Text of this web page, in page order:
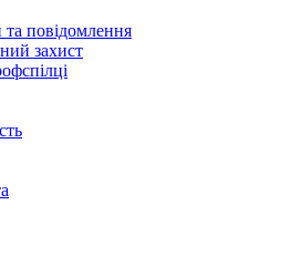
повідомлення
захист